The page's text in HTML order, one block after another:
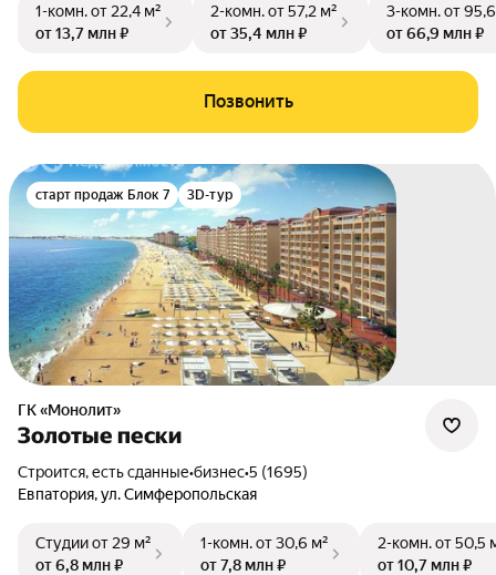
1-комн.от 22,4 м²
от 13,7 млн ₽
2-комн.от 57,2 м²
от 35,4 млн ₽
3-комн.от
от 66,9 млн ₽
Позвонить
старт продаж Блок 7 3D-тур
ГК «Монолит»
Золотые пески
Строится, есть сданные•бизнес•5 (1695)
Евпатория,ул. Симферопольская
Студииот 29 м²
от 6,8 млн ₽
1-комн.от 30,6 м²
от 7,8 млн ₽
2-комн.от 50,5
от 10,7 млн ₽